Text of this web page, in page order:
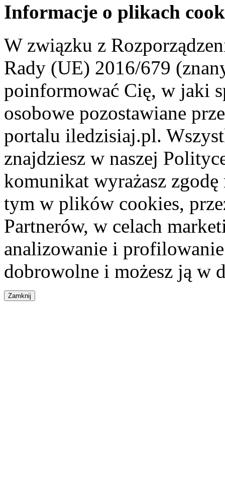
Informacje o plikach
W związku z
Rady (UE) 2016/679
poinformować Cię, w jaki
osobowe pozostawiane
portalu iledzisiaj.pl.
znajdziesz w naszej
komunikat wyrażasz
tym w plików cookies,
Partnerów, w celach
analizowanie i
dobrowolne i możesz ją w